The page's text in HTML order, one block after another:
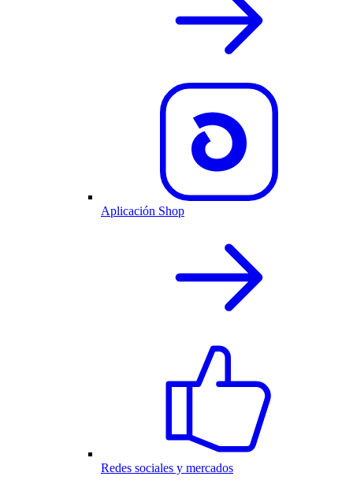
Aplicación Shop
Redes sociales y mercados